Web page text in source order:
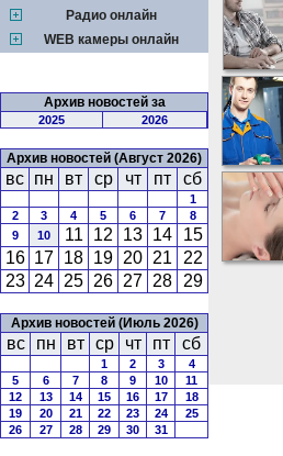
Радио онлайн
WEB камеры онлайн
Архив новостей за
2025 2026
Архив новостей (Август 2026)
вс пн вт ср чт пт сб
1
2
3 4 5 6 7
8
9
10 11 12 13 14
15
16 17 18 19 20 21
22
23 24 25 26 27 28 29
Архив новостей (Июль 2026)
вс пн вт ср чт пт сб
1 2 3
4
5
6 7 8 9 10
11
12
13 14 15 16 17
18
19
20 21 22 23 24
25
26
27 28 29 30 31